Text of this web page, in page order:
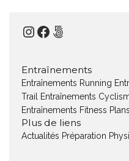
Instagram
Facebook
500px
Entraînements
Entraînements Running
Trail
Entraînements
Entraînements Fitness
Plus de liens
Actualités Préparation